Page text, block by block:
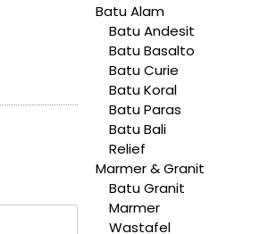
Batu Alam
Batu Andesit
Batu Basalto
Batu Curie
Batu Koral
Batu Paras
Batu Bali
Relief
Marmer & Granit
Batu Granit
Marmer
Wastafel